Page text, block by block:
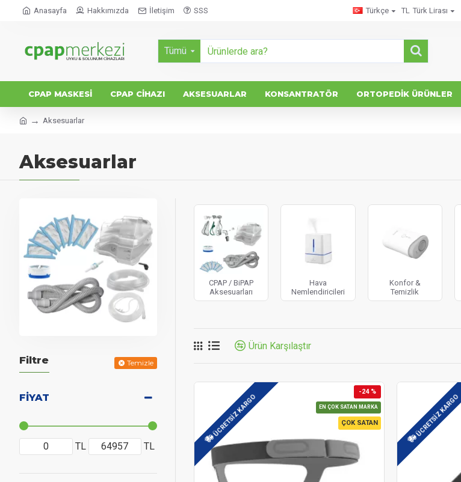
Anasayfa Hakkımızda İletişim SSS Türkçe TL Türk Lirası
Tümü
CPAP MASKESI CPAP CIHAZI AKSESUARLAR KONSANTRATÖR ORTOPEDIK ÜRÜNLER
Aksesuarlar
Aksesuarlar
Filtre Temizle
FIYAT
TL TL
CPAP / BiPAP
Aksesuarları
Hava
Nemlendiricileri
Konfor &
Temizlik
Ürün Karşılaştır
ÇOK SATAN
EN ÇOK SATAN MARKA
ÜCRETSIZ KARGO
-24 %
ÜCRETSIZ KARGO